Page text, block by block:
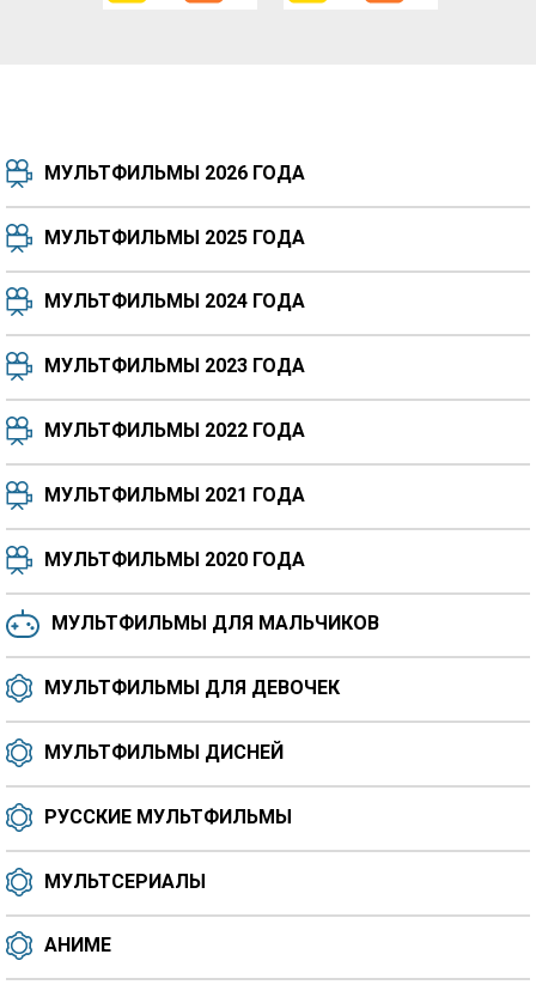
7.5 8.3
8.3
6.5 6.6
8.2
6.0 6.4
МУЛЬТФИЛЬМЫ 2026 ГОДА
МУЛЬТФИЛЬМЫ 2025 ГОДА
МУЛЬТФИЛЬМЫ 2024 ГОДА
МУЛЬТФИЛЬМЫ 2023 ГОДА
МУЛЬТФИЛЬМЫ 2022 ГОДА
МУЛЬТФИЛЬМЫ 2021 ГОДА
МУЛЬТФИЛЬМЫ 2020 ГОДА
МУЛЬТФИЛЬМЫ ДЛЯ МАЛЬЧИКОВ
МУЛЬТФИЛЬМЫ ДЛЯ ДЕВОЧЕК
МУЛЬТФИЛЬМЫ ДИСНЕЙ
РУССКИЕ МУЛЬТФИЛЬМЫ
МУЛЬТСЕРИАЛЫ
АНИМЕ